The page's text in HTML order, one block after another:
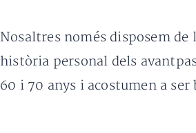
Nosaltres només disposem
història personal dels
60 i 70 anys i acostumen a ser